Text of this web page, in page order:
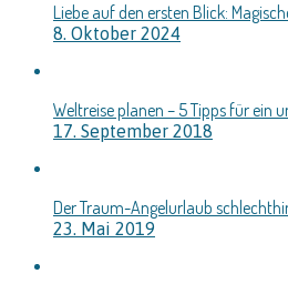
Liebe auf den ersten Blick:
8. Oktober 2024
Weltreise planen – 5 Tipps für ein
17. September 2018
Der Traum-Angelurlaub
23. Mai 2019